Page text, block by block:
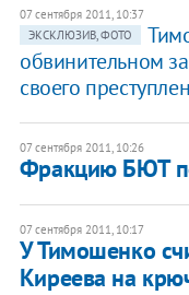
07 сентября 2011, 10:37
ЭКСКЛЮЗИВ, ФОТО
обвинительном
своего
07 сентября 2011, 10:26
Фракцию БЮТ
07 сентября 2011, 10:17
У Тимошенко
Киреева на